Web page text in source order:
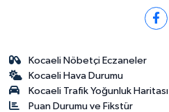
Kocaeli Nöbetçi Eczaneler
Kocaeli Hava Durumu
Kocaeli Trafik Yoğunluk Haritası
Puan Durumu ve Fikstür